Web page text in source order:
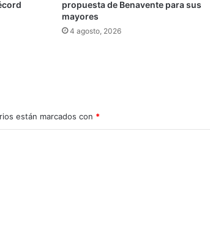
propuesta de Benavente para sus
mayores
4 agosto, 2026
están marcados con *